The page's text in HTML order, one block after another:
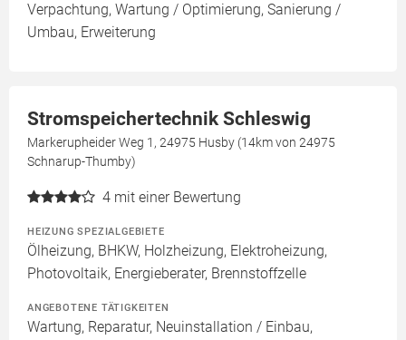
Verpachtung, Wartung / Optimierung, Sanierung /
Umbau, Erweiterung
Stromspeichertechnik Schleswig
Markerupheider Weg 1, 24975 Husby (14km von 24975
Schnarup-Thumby)
4 mit einer Bewertung
HEIZUNG SPEZIALGEBIETE
Ölheizung, BHKW, Holzheizung, Elektroheizung,
Photovoltaik, Energieberater, Brennstoffzelle
ANGEBOTENE TÄTIGKEITEN
Wartung, Reparatur, Neuinstallation / Einbau,